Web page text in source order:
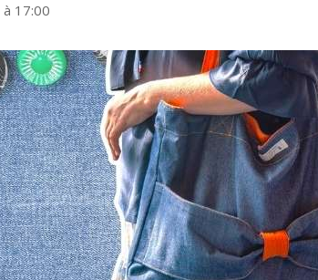
à 17:00